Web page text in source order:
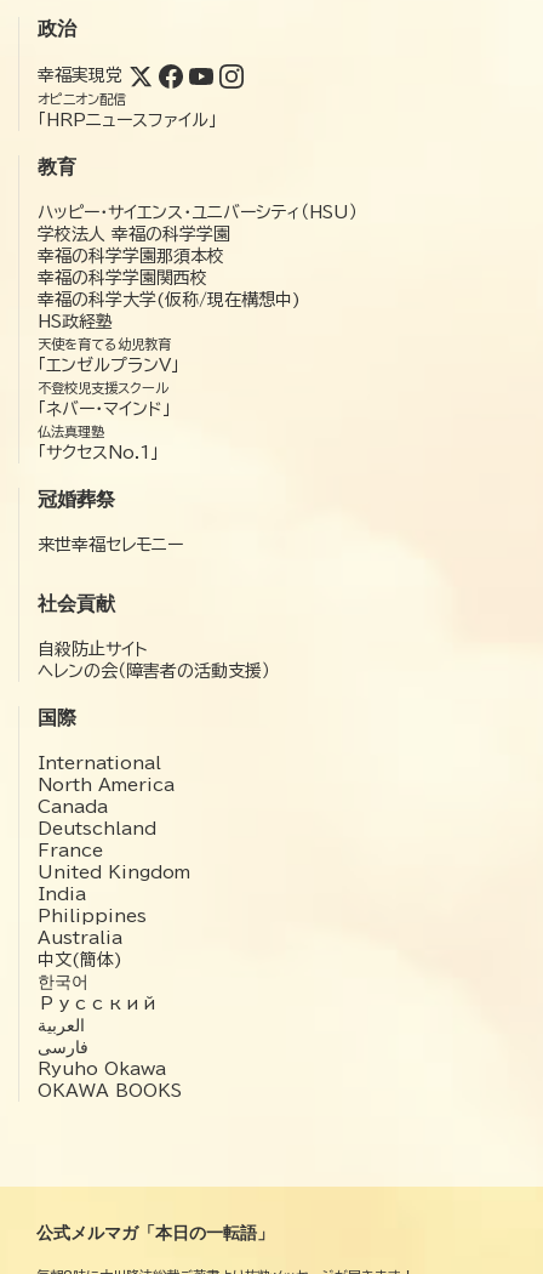
政治
幸福実現党
オピニオン配信
「HRPニュースファイル」
教育
ハッピー・サイエンス・ユニバーシティ（HSU）
学校法人 幸福の科学学園
幸福の科学学園那須本校
幸福の科学学園関西校
幸福の科学大学(仮称/現在構想中)
HS政経塾
天使を育てる幼児教育
「エンゼルプランV」
不登校児支援スクール
「ネバー・マインド」
仏法真理塾
「サクセスNo.1」
冠婚葬祭
来世幸福セレモニー
社会貢献
自殺防止サイト
ヘレンの会（障害者の活動支援）
国際
International
North America
Canada
Deutschland
France
United Kingdom
India
Philippines
Australia
中文(簡体)
한국어
Русский
العربية‏
فارسی
Ryuho Okawa
OKAWA BOOKS
公式メルマガ「本日の一転語」